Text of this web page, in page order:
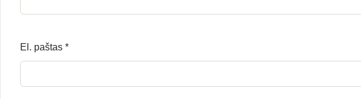
El. paštas *